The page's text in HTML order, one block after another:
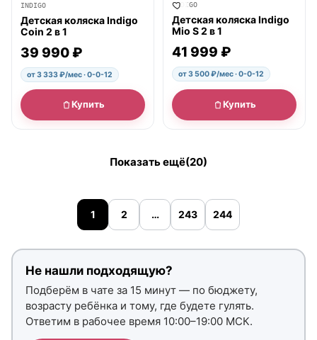
INDIGO
Детская коляска Indigo
Coin 2 в 1
39 990 ₽
от 3 333 ₽/мес · 0-0-12
Купить
INDIGO
Детская коляска Indigo
Mio S 2 в 1
41 999 ₽
от 3 500 ₽/мес · 0-0-12
Купить
Показать ещё(20)
1 2 … 243 244
Не нашли подходящую?
Подберём в чате за 15 минут — по бюджету,
возрасту ребёнка и тому, где будете гулять.
Ответим в рабочее время 10:00–19:00 МСК.